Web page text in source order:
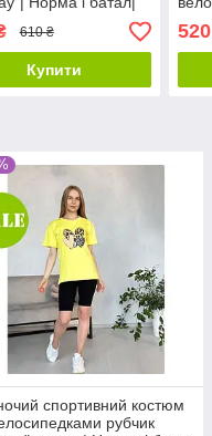
моделі
610 ₴
Купити
520
спортивний костюм
рубчик